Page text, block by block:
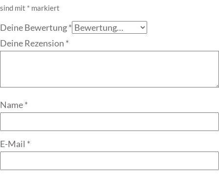
sind mit * markiert
Deine Bewertung*
Deine Rezension *
Name*
E-Mail *